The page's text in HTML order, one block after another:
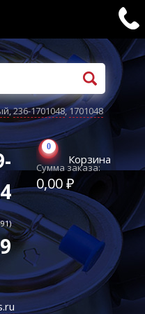
,236-1701048,1701048
0
Корзина
Сумма заказа:
0,00 ₽